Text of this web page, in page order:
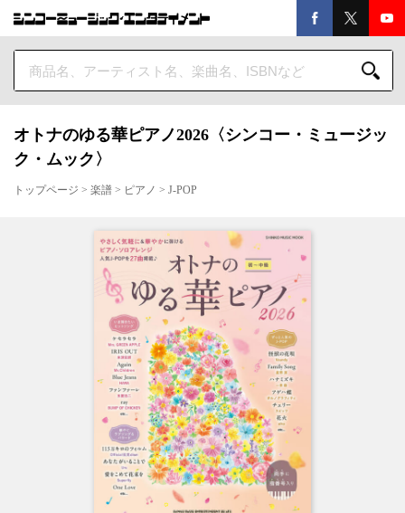
オトナのゆる華ピアノ2026〈シンコー・ミュージッ
ク・ムック〉
トップページ > 楽譜 > ピアノ > J-POP